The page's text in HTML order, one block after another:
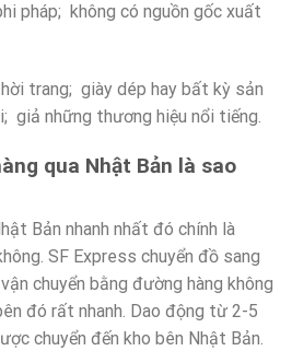
pháp; không có nguồn gốc xuất
trang; giày dép hay bất kỳ sản
giả những thương hiệu nổi tiếng.
qua Nhật Bản là sao
Bản nhanh nhất đó chính là
SF Express chuyển đồ sang
chuyển bằng đường hàng không
đó rất nhanh. Dao động từ 2-5
chuyển đến kho bên Nhật Bản.